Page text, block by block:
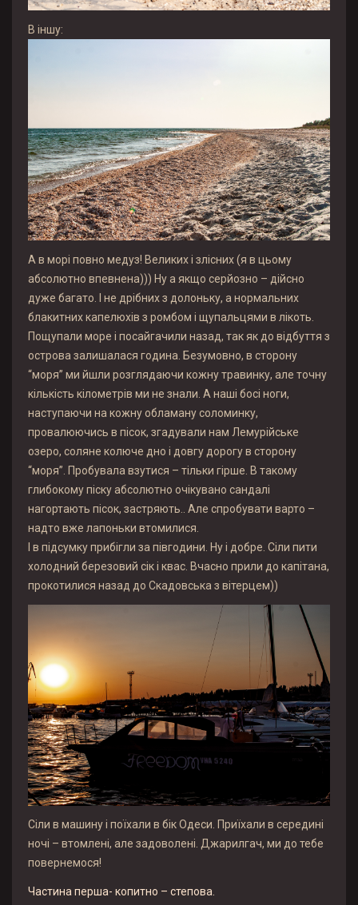
В іншу:
А в морі повно медуз! Великих і злісних (я в цьому
абсолютно впевнена))) Ну а якщо серйозно – дійсно
дуже багато. І не дрібних з долоньку, а нормальних
блакитних капелюхів з ромбом і щупальцями в лікоть.
Пощупали море і посайгачили назад, так як до відбуття з
острова залишалася година. Безумовно, в сторону
“моря” ми йшли розглядаючи кожну травинку, але точну
кількість кілометрів ми не знали. А наші босі ноги,
наступаючи на кожну обламану соломинку,
провалюючись в пісок, згадували нам Лемурійське
озеро, соляне колюче дно і довгу дорогу в сторону
“моря”. Пробувала взутися – тільки гірше. В такому
глибокому піску абсолютно очікувано сандалі
нагортають пісок, застряють.. Але спробувати варто –
надто вже лапоньки втомилися.
І в підсумку прибігли за півгодини. Ну і добре. Сіли пити
холодний березовий сік і квас. Вчасно прили до капітана,
прокотилися назад до Скадовська з вітерцем))
Сіли в машину і поїхали в бік Одеси. Приїхали в середині
ночі – втомлені, але задоволені. Джарилгач, ми до тебе
повернемося!
Частина перша- копитно – степова.